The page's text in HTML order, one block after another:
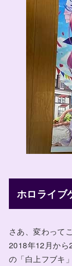
ホロライブ
さあ、変わって
2018年12月から
の「白上フブキ